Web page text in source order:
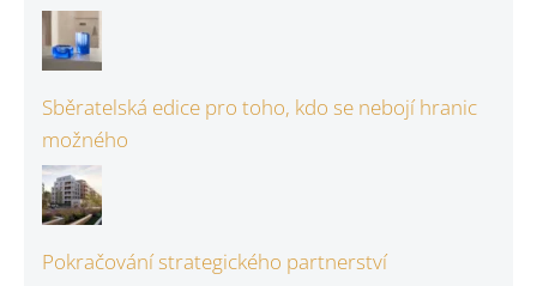
Sběratelská edice pro toho, kdo se nebojí hranic
možného
Pokračování strategického partnerství